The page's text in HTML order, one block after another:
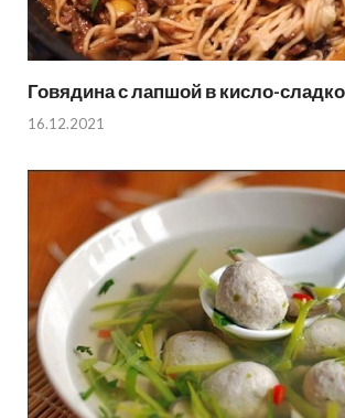
Говядина с лапшой в кисло-
16.12.2021